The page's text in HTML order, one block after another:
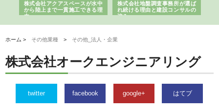
株式会社アクアスペースが水中
から陸上まで一貫施工できる理
由
株式会社地盤調査事務所が選ば
れ続ける理由と建設コンサルの
強み
ホーム > その他業種 > その他_法人・企業
株式会社オークエンジニアリング
twitter facebook google+ はてブ